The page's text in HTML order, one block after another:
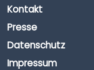
Kontakt
Presse
Datenschutz
Impressum